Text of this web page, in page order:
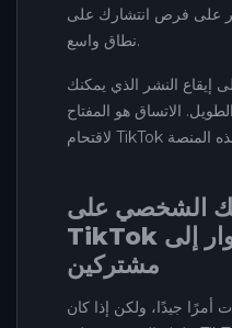
على فرص انتشارك على
نطاق واسع.
إيقاع النشر الذي يمكنك
الاتساق هو المفتاح
الشخصي على
TikTok لتحويل الزوار إلى
مشتركين
جيدًا، ولكن إذا كان